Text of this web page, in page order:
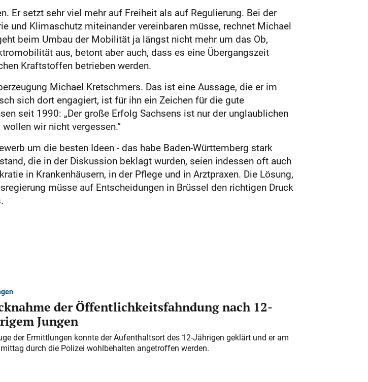
Er setzt sehr viel mehr auf Freiheit als auf Regulierung. Bei der
und Klimaschutz miteinander vereinbaren müsse, rechnet Michael
beim Umbau der Mobilität ja längst nicht mehr um das Ob,
aus, betont aber auch, dass es eine Übergangszeit
Kraftstoffen betrieben werden.
Michael Kretschmers. Das ist eine Aussage, die er im
sich dort engagiert, ist für ihn ein Zeichen für die gute
seit 1990: „Der große Erfolg Sachsens ist nur der unglaublichen
wir nicht vergessen.“
um die besten Ideen - das habe Baden-Württemberg stark
die in der Diskussion beklagt wurden, seien indessen oft auch
in Krankenhäusern, in der Pflege und in Arztpraxen. Die Lösung,
müsse auf Entscheidungen in Brüssel den richtigen Druck
der Öffentlichkeitsfahndung nach 12-
Jungen
der Ermittlungen konnte der Aufenthaltsort des 12-Jährigen geklärt und er am
durch die Polizei wohlbehalten angetroffen werden.